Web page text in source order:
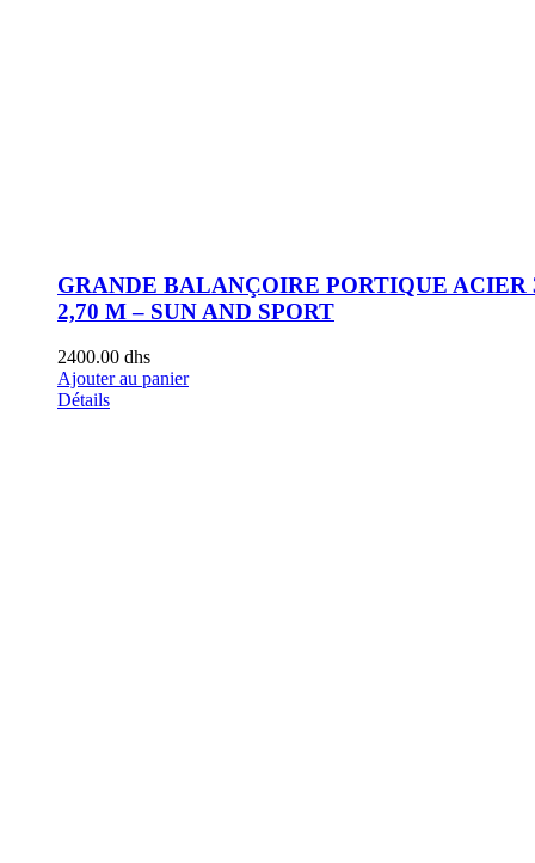
GRANDE BALANÇOIRE PORTIQUE ACIER
2,70 M – SUN AND SPORT
2400.00 dhs
Ajouter au panier
Détails